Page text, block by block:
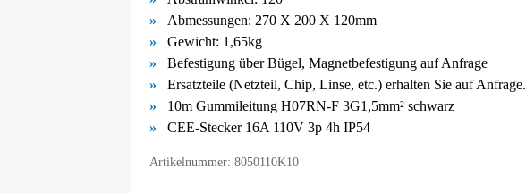
Abmessungen: 270 X 200 X 120mm
Gewicht: 1 ,65kg
Befestigung über Bügel, Magnetbefestigung auf Anfrage
Ersatzteile (Netzteil, Chip, Linse, etc.) erhalten Sie auf Anfrage.
10m Gummileitung H07RN-F 3G1,5mm² schwarz
CEE-Stecker 16A 110V 3p 4h IP54
Artikelnummer: 8050110K10